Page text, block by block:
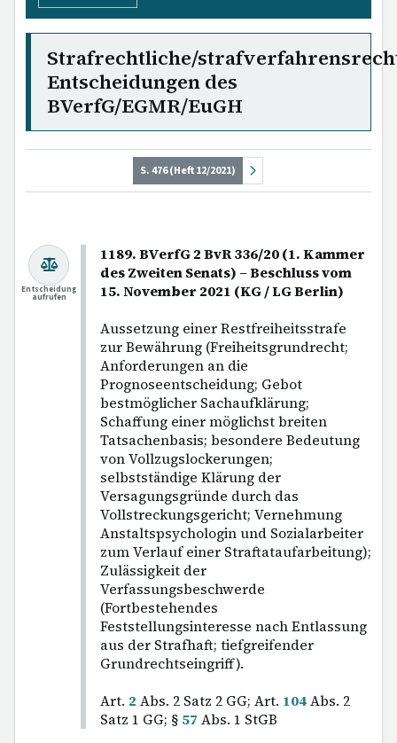
Strafrechtliche/
Entscheidungen des
BVerfG/EGMR/EuGH
S. 476 (Heft 12/2021)
1189. BVerfG 2 BvR 336/20 (1. Kammer
des Zweiten Senats) – Beschluss vom
15. November 2021 (KG / LG Berlin)
Aussetzung einer Restfreiheitsstrafe
zur Bewährung (Freiheitsgrundrecht;
Anforderungen an die
Prognoseentscheidung; Gebot
bestmöglicher Sachaufklärung;
Schaffung einer möglichst breiten
Tatsachenbasis; besondere Bedeutung
von Vollzugslockerungen;
selbstständige Klärung der
Versagungsgründe durch das
Vollstreckungsgericht; Vernehmung
Anstaltspsychologin und Sozialarbeiter
zum Verlauf einer Straftataufarbeitung);
Zulässigkeit der
Verfassungsbeschwerde
(Fortbestehendes
Feststellungsinteresse nach Entlassung
aus der Strafhaft; tiefgreifender
Grundrechtseingriff).
Art. 2 Abs. 2 Satz 2 GG; Art. 104Abs. 2
Satz 1 GG; § 57 Abs. 1 StGB
Entscheidung
aufrufen